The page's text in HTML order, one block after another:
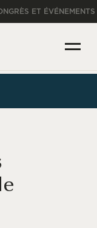
ET ÉVÉNEMENTS